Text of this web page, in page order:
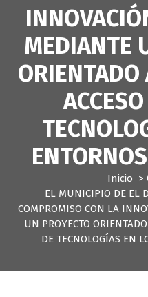
MEDIANTE
ORIENTADO
Inicio >
EL MUNICIPIO DE EL
COMPROMISO CON LA
UN PROYECTO
DE TECNOLOGÍAS EN